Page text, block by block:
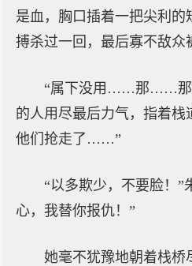
是血，胸口插着一把尖利的
搏杀过一回，最后寡不敌众
“属下没用……那……那
的人用尽最后力气，指着栈
他们抢走了……”
“以多欺少，不要脸！”
心，我替你报仇！”
她毫不犹豫地朝着栈桥